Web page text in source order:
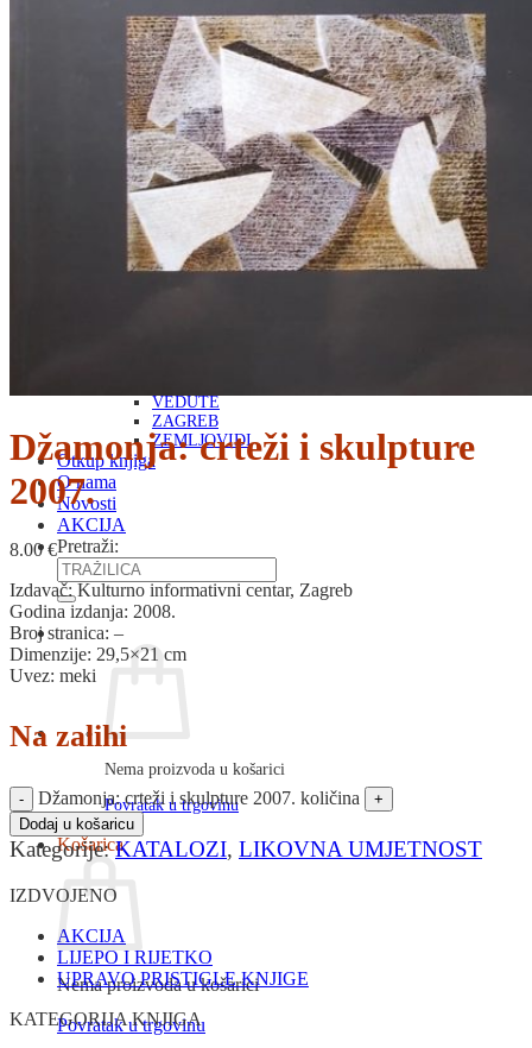
OD KNJIŽEVNOST
DO RELIGIJA
KNJIŽEVNOST
LIKOVNA UMJETNOST
LJEKOVITO BILJE I ZDRAVLJE
MITOLOGIJA
POVIJEST I PUBLICISTIKA
PRIRODNE ZNANOSTI
PSIHOLOGIJA, POPULARNA PSIHOLOGIJA,
ALTERNATIVA
RELIGIJA
OD RJEČNIKA
DO ZEMLJOVIDA
VEDUTE
ZAGREB
ZEMLJOVIDI
Otkup knjiga
O nama
Novosti
AKCIJA
Pretraži:
Nema proizvoda u košarici
Povratak u trgovinu
Košarica
Nema proizvoda u košarici
Povratak u trgovinu
Džamonja: crteži i skulpture
2007.
8.00€
Izdavač: Kulturno informativni centar, Zagreb
Godina izdanja: 2008.
Broj stranica: –
Dimenzije: 29,5×21 cm
Uvez: meki
Na zalihi
Džamonja: crteži i skulpture 2007. količina
Dodaj u košaricu
Kategorije:KATALOZI, LIKOVNA UMJETNOST
IZDVOJENO
AKCIJA
LIJEPO I RIJETKO
UPRAVO PRISTIGLE KNJIGE
KATEGORIJA KNJIGA